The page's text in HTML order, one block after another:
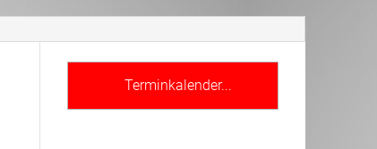
Terminkalender...